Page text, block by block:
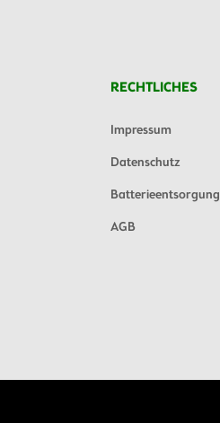
RECHTLICHES
Impressum
Datenschutz
Batterieentsorgung
AGB